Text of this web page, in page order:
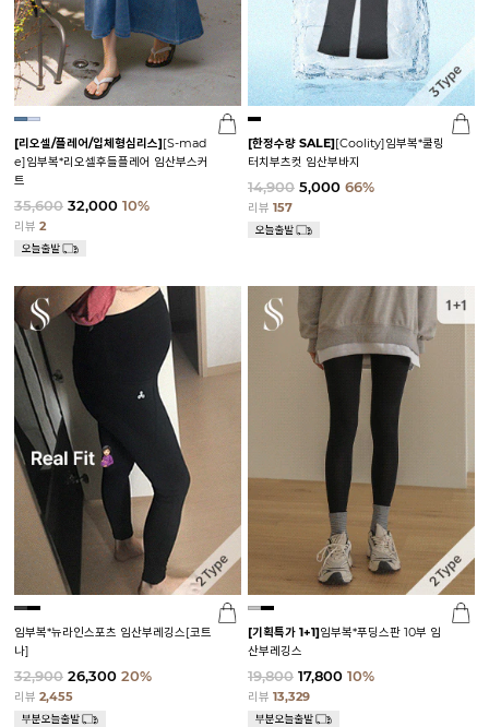
[리오셀/플레어/입체형심리스][S-mad
e]임부복*리오셀후들플레어 임산부스커
트
35,600 32,000 10%
리뷰 2
[한정수량 SALE][Coolity]임부복*쿨링
터치부츠컷 임산부바지
14,900 5,000 66%
리뷰 157
임부복*뉴라인스포츠 임산부레깅스[코트
나]
32,900 26,300 20%
리뷰 2,455
[기획특가 1+1]임부복*푸딩스판 10부 임
산부레깅스
19,800 17,800 10%
리뷰 13,329